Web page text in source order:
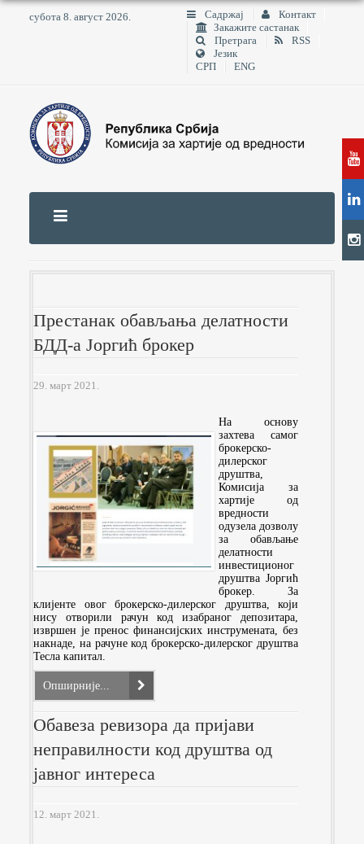
субота 8. август 2026. Садржај
Контакт
Закажите састанак
Претрага
RSS
Језик
СРП
ENG
Престанак обављања делатности
БДД-а Јоргић брокер
29. март 2021.
На основу
захтева самог
брокерско-
дилерског
друштва,
Комисија за
хартије од
вредности
одузела дозволу
за обављање
делатности
инвестиционог
друштва Јоргић
брокер. За
клијенте овог брокерско-дилерског друштва, који
нису отворили рачун код изабраног депозитара,
извршен је пренос финансијских инструмената, без
накнаде, на рачуне код брокерско-дилерског друштва
Тесла капитал.
Опширније...
Обавеза ревизора да пријави
неправилности код друштва од
јавног интереса
12. март 2021.